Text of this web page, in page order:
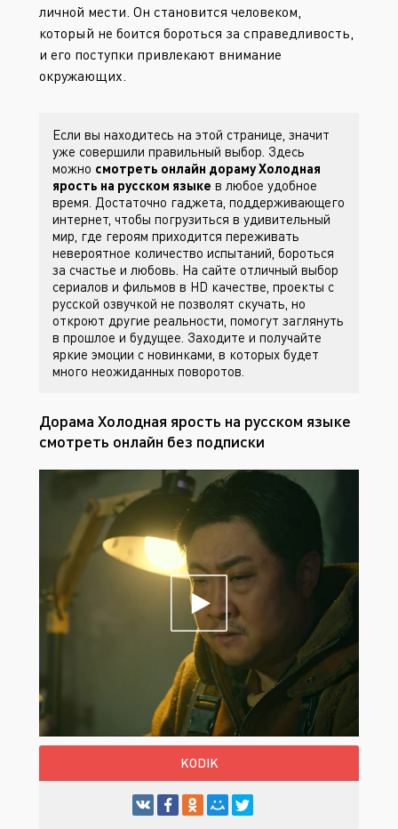
личной мести. Он становится человеком,
который не боится бороться за справедливость,
и его поступки привлекают внимание
окружающих.
Если вы находитесь на этой странице, значит
уже совершили правильный выбор. Здесь
можно смотреть онлайн дораму Холодная
ярость на русском языке в любое удобное
время. Достаточно гаджета, поддерживающего
интернет, чтобы погрузиться в удивительный
мир, где героям приходится переживать
невероятное количество испытаний, бороться
за счастье и любовь. На сайте отличный выбор
сериалов и фильмов в HD качестве, проекты с
русской озвучкой не позволят скучать, но
откроют другие реальности, помогут заглянуть
в прошлое и будущее. Заходите и получайте
яркие эмоции с новинками, в которых будет
много неожиданных поворотов.
Дорама Холодная ярость на русском языке
смотреть онлайн без подписки
KODIK